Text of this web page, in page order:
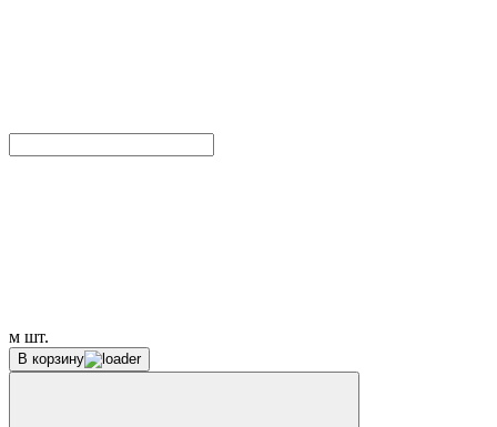
м шт.
В корзину